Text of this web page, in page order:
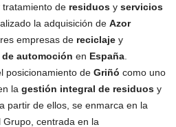
tratamiento de residuos y servicios
la adquisición de Azor
empresas de reciclaje y
automoción en España
posicionamiento de Griñó como uno
la gestión integral de residuos y
a partir de ellos, se enmarca en la
centrada en la